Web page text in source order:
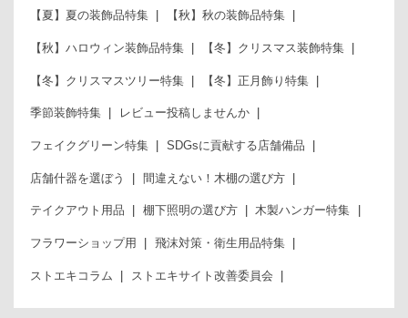
【夏】夏の装飾品特集 【秋】秋の装飾品特集
【秋】ハロウィン装飾品特集 【冬】クリスマス装飾特集
【冬】クリスマスツリー特集 【冬】正月飾り特集
季節装飾特集 レビュー投稿しませんか
フェイクグリーン特集 SDGsに貢献する店舗備品
店舗什器を選ぼう 間違えない！木棚の選び方
テイクアウト用品 棚下照明の選び方 木製ハンガー特集
フラワーショップ用 飛沫対策・衛生用品特集
ストエキコラム ストエキサイト改善委員会